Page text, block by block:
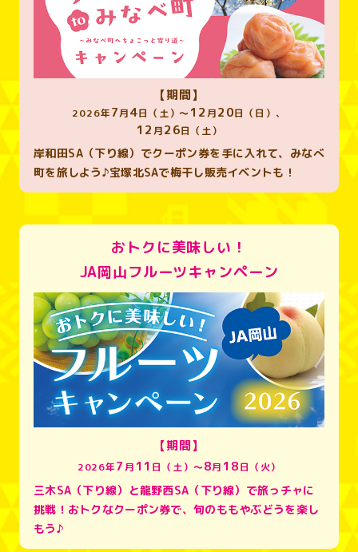
【期間】
2026年7月4日（土）～ 12月20日（日）、
12月26日（土）
岸和田SA（下り線）でクーポン券を手に入れて、みなべ
町を旅しよう♪宝塚北SAで梅干し販売イベントも！
おトクに美味しい！
JA岡山フルーツキャンペーン
【期間】
2026年7月 11 日（土）～8月 18日（火）
三木SA（下り線）と龍野西SA（下り線）で旅っチャに
挑戦！おトクなクーポン券で、旬のももやぶどうを楽し
もう♪